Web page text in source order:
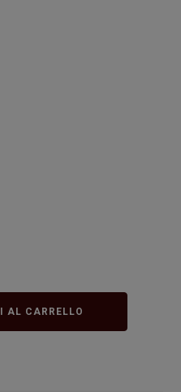
AL CARRELLO